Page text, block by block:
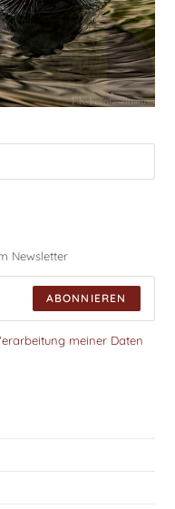
Newsletter
ABONNIEREN
meiner Daten